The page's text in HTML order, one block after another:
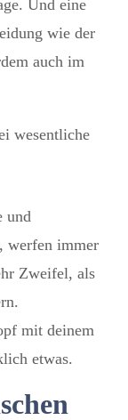
Und eine
wie der
auch im
wesentliche
und
werfen immer
Zweifel, als
mit deinem
etwas.